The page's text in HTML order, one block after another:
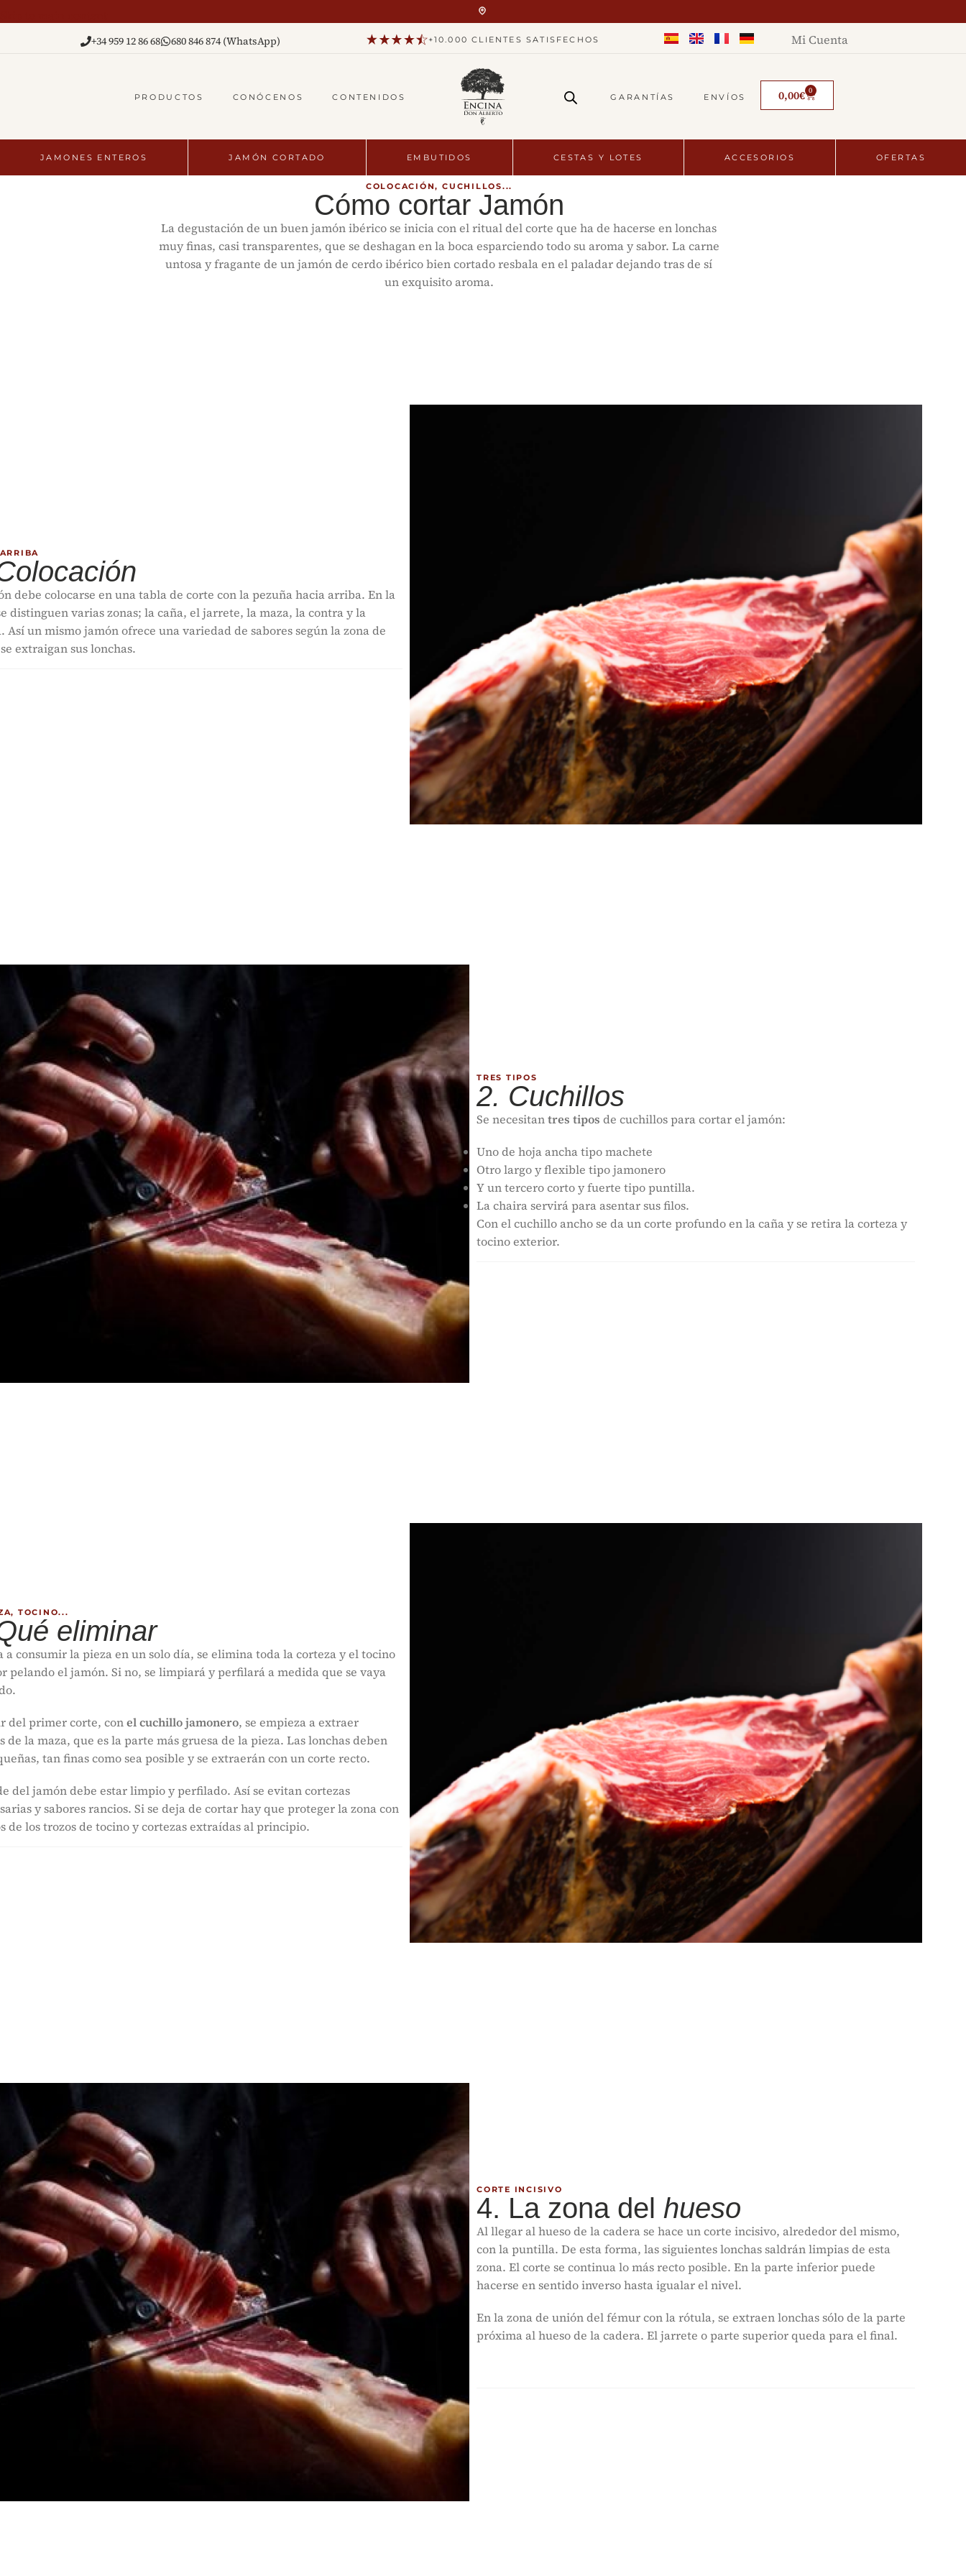
+34 959 12 86 68
680 846 874 (WhatsApp) +10.000 CLIENTES SATISFECHOS Mi Cuenta
PRODUCTOS CONÓCENOS CONTENIDOS GARANTÍAS ENVÍOS 0,00€ 0
JAMONES ENTEROS JAMÓN CORTADO EMBUTIDOS CESTAS Y LOTES ACCESORIOS OFERTAS
COLOCACIÓN, CUCHILLOS...
Cómo cortar Jamón
La degustación de un buen jamón ibérico se inicia con el ritual del corte que ha de hacerse en lonchas
muy finas, casi transparentes, que se deshagan en la boca esparciendo todo su aroma y sabor. La carne
untosa y fragante de un jamón de cerdo ibérico bien cortado resbala en el paladar dejando tras de sí
un exquisito aroma.
debe colocarse en una tabla de corte con la pezuña hacia arriba. En la
distinguen varias zonas; la caña, el jarrete, la maza, la contra y la
Así un mismo jamón ofrece una variedad de sabores según la zona de
extraigan sus lonchas.
TRES TIPOS
2. Cuchillos
Se necesitantres tipos de cuchillos para cortar el jamón:
Uno de hoja ancha tipo machete
Otro largo y flexible tipo jamonero
Y un tercero corto y fuerte tipo puntilla.
La chaira servirá para asentar sus filos.
Con el cuchillo ancho se da un corte profundo en la caña y se retira la corteza y
tocino exterior.
TOCINO...
eliminar
a consumir la pieza en un solo día, se elimina toda la corteza y el tocino
pelando el jamón. Si no, se limpiará y perfilará a medida que se vaya
del primer corte, conel cuchillo jamonero, se empieza a extraer
de la maza, que es la parte más gruesa de la pieza. Las lonchas deben
tan finas como sea posible y se extraerán con un corte recto.
del jamón debe estar limpio y perfilado. Así se evitan cortezas
y sabores rancios. Si se deja de cortar hay que proteger la zona con
de los trozos de tocino y cortezas extraídas al principio.
CORTE INCISIVO
4. La zona del hueso
Al llegar al hueso de la cadera se hace un corte incisivo, alrededor del mismo,
con la puntilla. De esta forma, las siguientes lonchas saldrán limpias de esta
zona. El corte se continua lo más recto posible. En la parte inferior puede
hacerse en sentido inverso hasta igualar el nivel.
En la zona de unión del fémur con la rótula, se extraen lonchas sólo de la parte
próxima al hueso de la cadera. El jarrete o parte superior queda para el final.